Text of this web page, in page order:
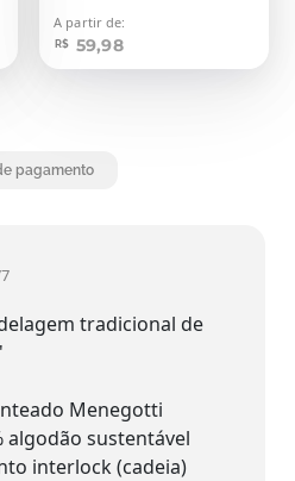
A partir de:
R$ 59,98
pagamento
tradicional de
Menegotti
algodão sustentável
interlock (cadeia)